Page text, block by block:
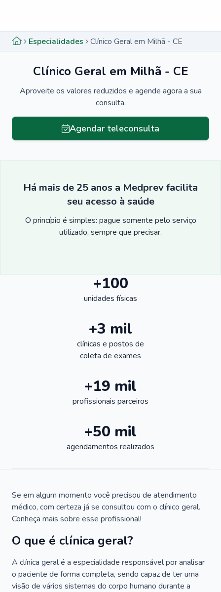
Especialidades Clínico Geral em Milhã - CE
Clínico Geral em Milhã - CE
Aproveite os valores reduzidos e agende agora a sua
consulta.
Agendar teleconsulta
Há mais de 25 anos a Medprev facilita
seu acesso à saúde
O princípio é simples: pague somente pelo serviço
utilizado, sempre que precisar.
+100
unidades físicas
+3 mil
clínicas e postos de
coleta de exames
+19 mil
profissionais parceiros
+50 mil
agendamentos realizados
Se em algum momento você precisou de atendimento
médico, com certeza já se consultou com o clínico geral.
Conheça mais sobre esse profissional!
O que é clínica geral?
A clínica geral é a especialidade responsável por analisar
o paciente de forma completa, sendo capaz de ter uma
visão de vários sistemas do corpo humano durante a